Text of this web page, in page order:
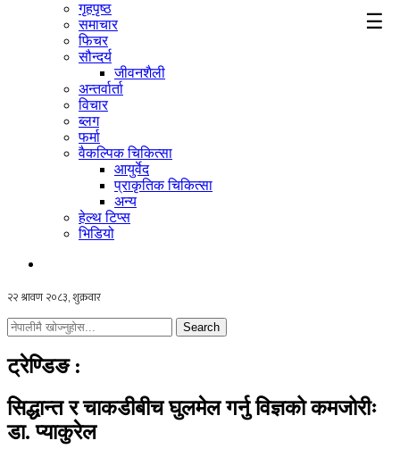
☰
गृहपृष्ठ
समाचार
फिचर
सौन्दर्य
जीवनशैली
अन्तर्वार्ता
विचार
ब्लग
फर्मा
वैकल्पिक चिकित्सा
आयुर्वेद
प्राकृतिक चिकित्सा
अन्य
हेल्थ टिप्स
भिडियो
Search
ट्रेण्डिङ :
सिद्धान्त र चाकडीबीच घुलमेल गर्नु विज्ञको कमजोरीः
डा. प्याकुरेल